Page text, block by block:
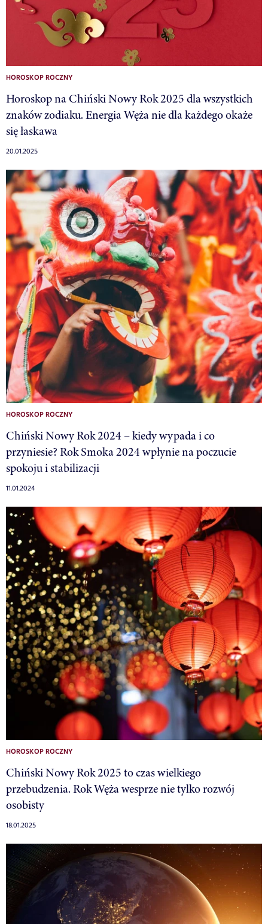
HOROSKOP ROCZNY
Horoskop na Chiński Nowy Rok 2025 dla wszystkich
znaków zodiaku. Energia Węża nie dla każdego okaże
się łaskawa
20.01.2025
HOROSKOP ROCZNY
Chiński Nowy Rok 2024 – kiedy wypada i co
przyniesie? Rok Smoka 2024 wpłynie na poczucie
spokoju i stabilizacji
11.01.2024
HOROSKOP ROCZNY
Chiński Nowy Rok 2025 to czas wielkiego
przebudzenia. Rok Węża wesprze nie tylko rozwój
osobisty
18.01.2025